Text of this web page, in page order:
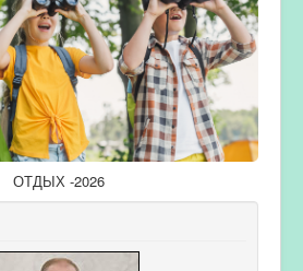
ОТДЫХ -2026